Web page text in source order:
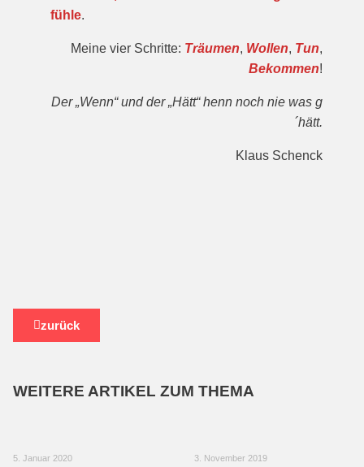
fühle.
Meine vier Schritte: Träumen, Wollen, Tun,
Bekommen!
Der „Wenn“ und der „Hätt“ henn noch nie was g
´hätt.
Klaus Schenck
zurück
WEITERE ARTIKEL ZUM THEMA
5. Januar 2020 3. November 2019